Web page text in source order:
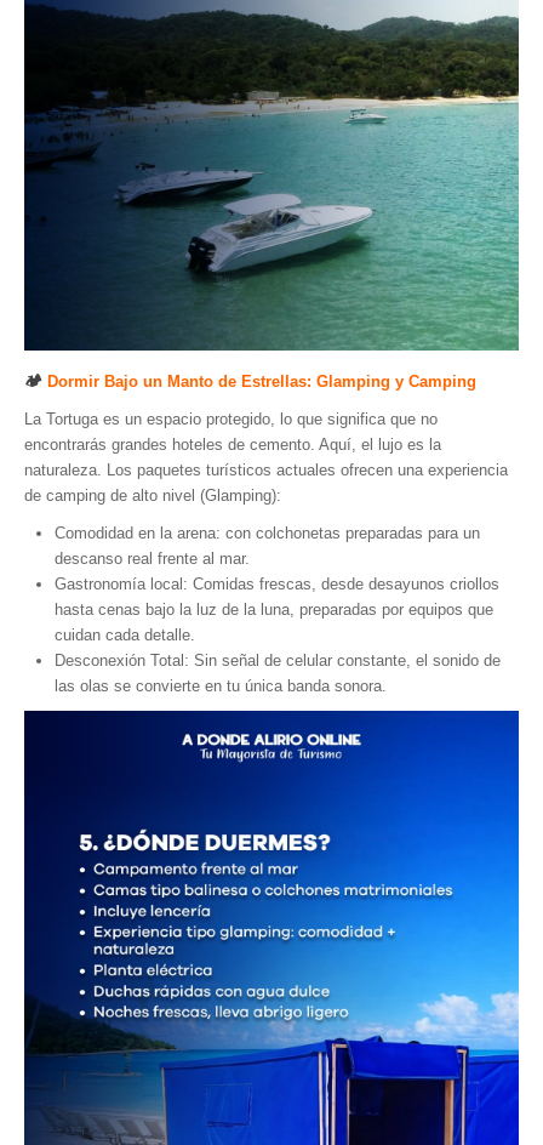
🏕️ Dormir Bajo un Manto de Estrellas: Glamping y Camping
La Tortuga es un espacio protegido, lo que significa que no
encontrarás grandes hoteles de cemento. Aquí, el lujo es la
naturaleza. Los paquetes turísticos actuales ofrecen una experiencia
de camping de alto nivel (Glamping):
Comodidad en la arena: con colchonetas preparadas para un
descanso real frente al mar.
Gastronomía local: Comidas frescas, desde desayunos criollos
hasta cenas bajo la luz de la luna, preparadas por equipos que
cuidan cada detalle.
Desconexión Total: Sin señal de celular constante, el sonido de
las olas se convierte en tu única banda sonora.